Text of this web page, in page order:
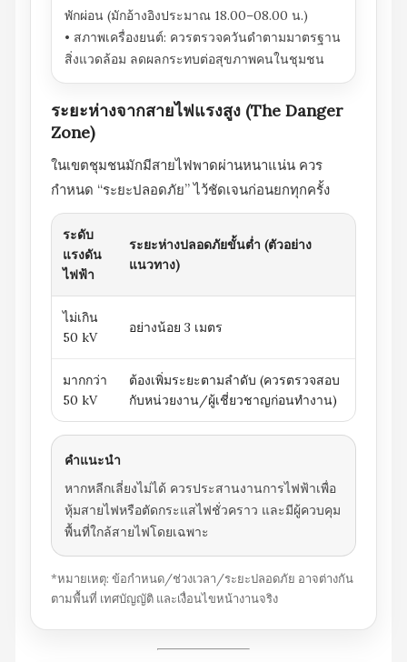
พักผ่อน (มักอ้างอิงประมาณ 18.00–08.00 น.)
• สภาพเครื่องยนต์: ควรตรวจควันดำตามมาตรฐาน
สิ่งแวดล้อม ลดผลกระทบต่อสุขภาพคนในชุมชน
ระยะห่างจากสายไฟแรงสูง (The Danger
Zone)
ในเขตชุมชนมักมีสายไฟพาดผ่านหนาแน่น ควร
กำหนด “ระยะปลอดภัย” ไว้ชัดเจนก่อนยกทุกครั้ง
ระดับ
แรงดัน
ไฟฟ้า
ระยะห่างปลอดภัยขั้นต่ำ (ตัวอย่าง
แนวทาง)
ไม่เกิน
50 kV
อย่างน้อย 3 เมตร
มากกว่า
50 kV
ต้องเพิ่มระยะตามลำดับ (ควรตรวจสอบ
กับหน่วยงาน/ผู้เชี่ยวชาญก่อนทำงาน)
คำแนะนำ
หากหลีกเลี่ยงไม่ได้ ควรประสานงานการไฟฟ้าเพื่อ
หุ้มสายไฟหรือตัดกระแสไฟชั่วคราว และมีผู้ควบคุม
พื้นที่ใกล้สายไฟโดยเฉพาะ
*หมายเหตุ: ข้อกำหนด/ช่วงเวลา/ระยะปลอดภัย อาจต่างกัน
ตามพื้นที่ เทศบัญญัติ และเงื่อนไขหน้างานจริง